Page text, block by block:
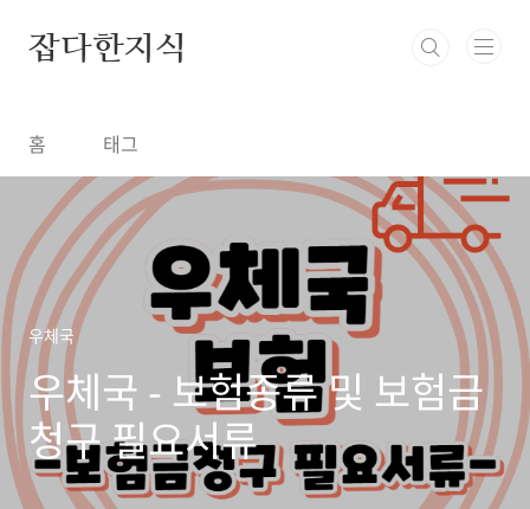
잡다한지식
홈 태그
우체국
우체국 - 보험종류 및 보험금
청구 필요서류